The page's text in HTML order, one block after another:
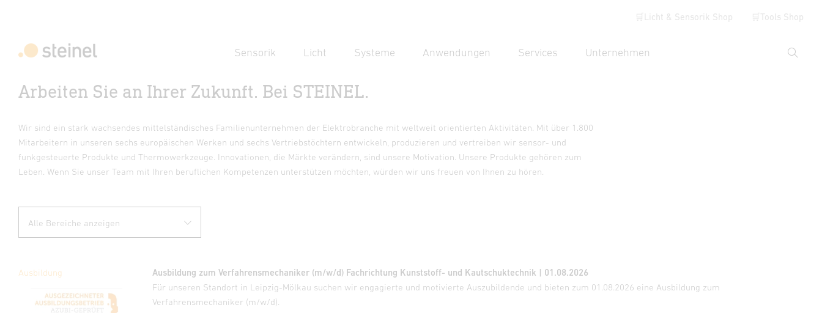
🛒Licht & Sensorik Shop 🛒Tools Shop
Sensorik Licht Systeme Anwendungen Services Unternehmen
Suche
Arbeiten Sie an Ihrer Zukunft. Bei STEINEL.
Wir sind ein stark wachsendes mittelständisches Familienunternehmen der Elektrobranche mit weltweit orientierten Aktivitäten. Mit über 1.800
Mitarbeitern in unseren sechs europäischen Werken und sechs Vertriebstöchtern entwickeln, produzieren und vertreiben wir sensor- und
funkgesteuerte Produkte und Thermowerkzeuge. Innovationen, die Märkte verändern, sind unsere Motivation. Unsere Produkte gehören zum
Leben. Wenn Sie unser Team mit Ihren beruflichen Kompetenzen unterstützen möchten, würden wir uns freuen von Ihnen zu hören.
Ausbildung
Ausbildung zum Verfahrensmechaniker (m/w/d) Fachrichtung Kunststoff- und Kautschuktechnik | 01.08.2026
Für unseren Standort in Leipzig-Mölkau suchen wir engagierte und motivierte Auszubildende und bieten zum 01.08.2026 eine Ausbildung zum
Verfahrensmechaniker (m/w/d).